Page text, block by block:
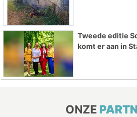
Tweede editie
komt er aan in
ONZE